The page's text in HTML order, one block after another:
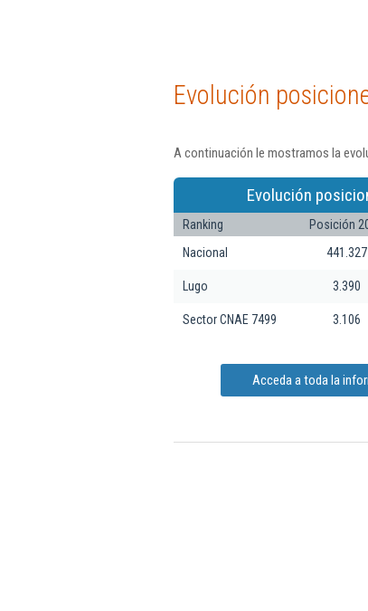
Evolución
A continuación le mostramos la
Evolución
Ranking Posición
Nacional
441.327
Lugo 3.390
Sector CNAE 7499 3.106
Acceda a toda la